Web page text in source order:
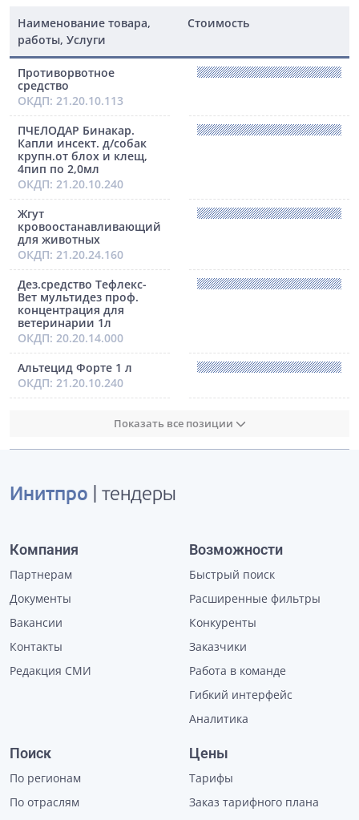
Наименование товара,
работы, Услуги
Стоимость
Противорвотное
средство
ОКДП: 21.20.10.113
ПЧЕЛОДАР Бинакар.
Капли инсект. д/собак
крупн.от блох и клещ,
4пип по 2,0мл
ОКДП: 21.20.10.240
Жгут
кровоостанавливающий
для животных
ОКДП: 21.20.24.160
Дез.средство Тефлекс-
Вет мультидез проф.
концентрация для
ветеринарии 1л
ОКДП: 20.20.14.000
Альтецид Форте 1 л
ОКДП: 21.20.10.240
Показать все позиции
Инитпро | тендеры
Компания
Партнерам
Документы
Вакансии
Контакты
Редакция СМИ
Возможности
Быстрый поиск
Расширенные фильтры
Конкуренты
Заказчики
Работа в команде
Гибкий интерфейс
Аналитика
Поиск
По регионам
По отраслям
Цены
Тарифы
Заказ тарифного плана